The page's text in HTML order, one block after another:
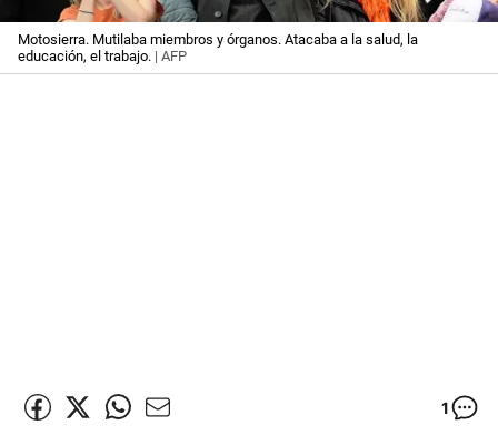
Motosierra. Mutilaba miembros y órganos. Atacaba a la salud, la
educación, el trabajo. | AFP
1